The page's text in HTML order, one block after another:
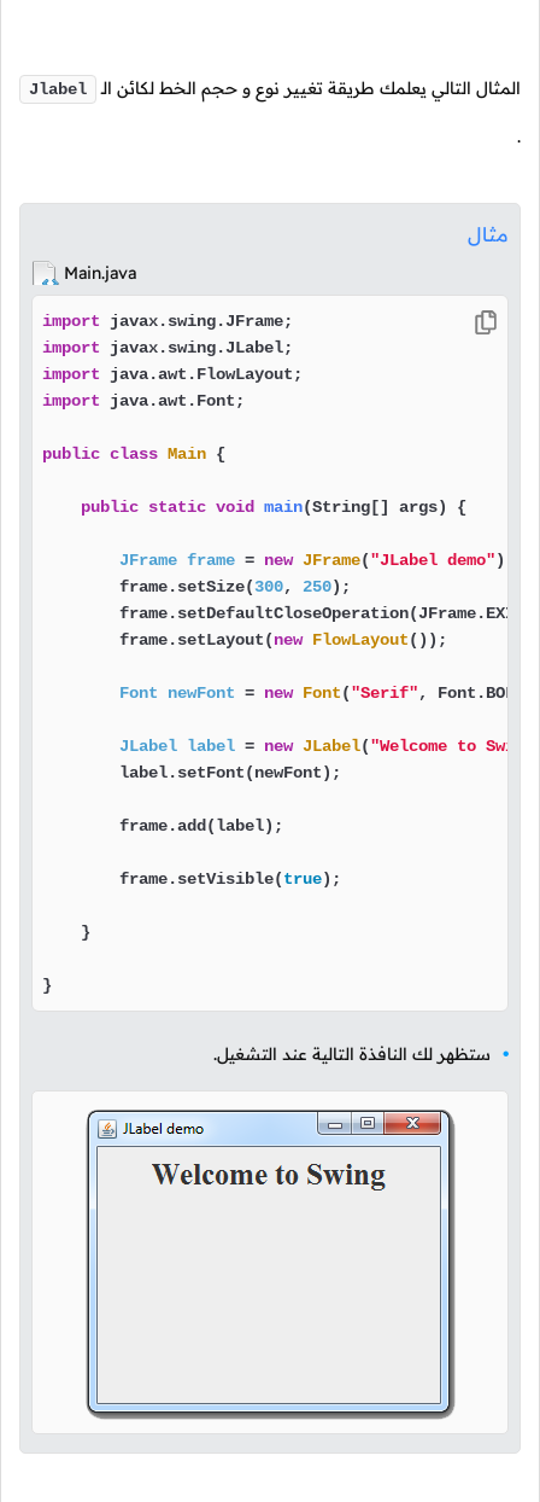
المثال التالي يعلمك طريقة تغيير نوع و حجم الخط لكائن الـ Jlabel
.
مثال
Main.java
import
import
import
import java.awt.Font;
public class Main {
public static void main(String[] args) {
JFrame frame = new JFrame("JLabel demo"
        frame.setSize(
300, 250
        frame.setLayout(
new FlowLayout
Font newFont = new Font("Serif",
JLabel label = new JLabel("Welcome to
        frame.setVisible(
true
    }
}
ستظهر لك النافذة التالية عند التشغيل.